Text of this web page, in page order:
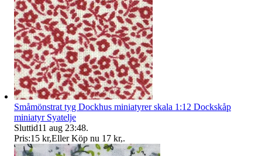
Småmönstrat tyg Dockhus miniatyrer skala 1:12 Dockskåp
miniatyr Syatelje
Sluttid11 aug 23:48.
Pris:15 kr,Eller Köp nu 17 kr,.